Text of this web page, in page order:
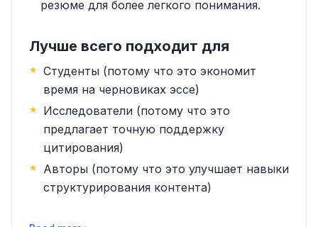
резюме для более легкого понимания.
Лучше всего подходит для
Студенты (потому что это экономит
время на черновиках эссе)
Исследователи (потому что это
предлагает точную поддержку
цитирования)
Авторы (потому что это улучшает навыки
структурирования контента)